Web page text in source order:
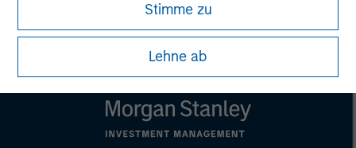
Stimme zu
Lehne ab